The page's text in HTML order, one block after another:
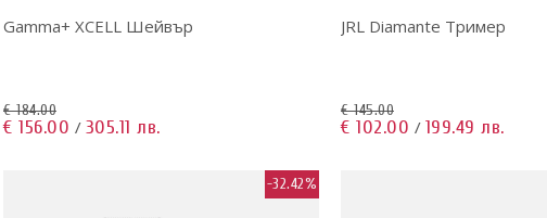
Gamma+ XCELL Шейвър
€ 184.00
€ 156.00 / 305.11 лв.
JRL Diamante Тример
€ 145.00
€ 102.00 / 199.49 лв.
-32.42%